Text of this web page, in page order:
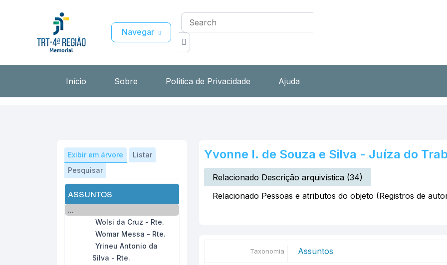
Navegar
Início Sobre Política de Privacidade Ajuda
Exibir em árvore
Listar
Pesquisar
assuntos
...
Wolsi da Cruz - Rte.
Womar Messa - Rte.
Yrineu Antonio da
Silva - Rte.
Yvonne I. de Souza e Silva - Juíza do
Relacionado Descrição arquivística (34)
Relacionado Pessoas e atributos do objeto (Registros de
Taxonomia Assuntos